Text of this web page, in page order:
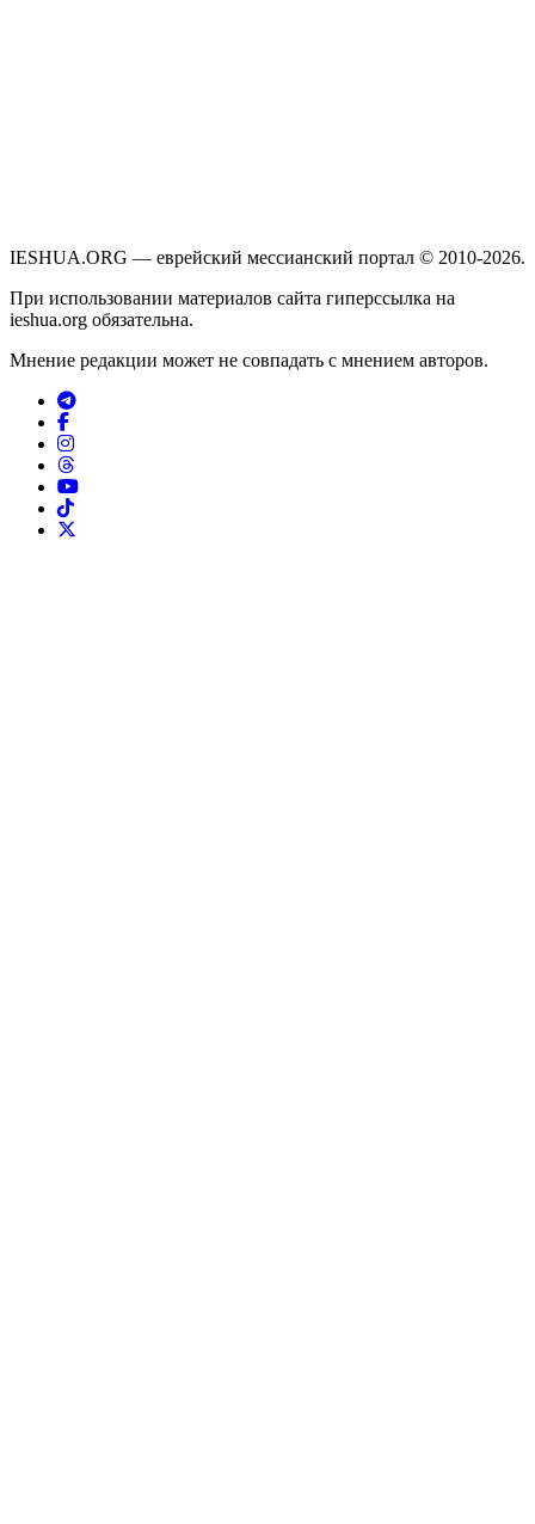
IESHUA.ORG — еврейский мессианский портал © 2010-2026.
При использовании материалов сайта гиперссылка на
ieshua.org обязательна.
Мнение редакции может не совпадать с мнением авторов.